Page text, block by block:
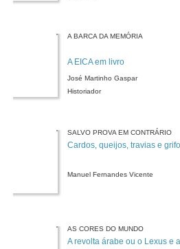
A BARCA DA MEMÓRIA
A EICA em livro
José Martinho Gaspar
Historiador
SALVO PROVA EM CONTRÁRIO
Cardos, queijos, travias e
Manuel Fernandes Vicente
AS CORES DO MUNDO
A revolta árabe ou o Lexus e a